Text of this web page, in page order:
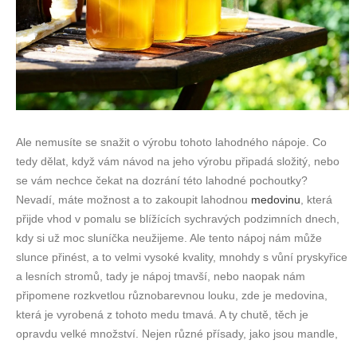
Ale nemusíte se snažit o výrobu tohoto lahodného nápoje. Co
tedy dělat, když vám návod na jeho výrobu připadá složitý, nebo
se vám nechce čekat na dozrání této lahodné pochoutky?
Nevadí, máte možnost a to zakoupit lahodnou medovinu, která
přijde vhod v pomalu se blížících sychravých podzimních dnech,
kdy si už moc sluníčka neužijeme. Ale tento nápoj nám může
slunce přinést, a to velmi vysoké kvality, mnohdy s vůní pryskyřice
a lesních stromů, tady je nápoj tmavší, nebo naopak nám
připomene rozkvetlou různobarevnou louku, zde je medovina,
která je vyrobená z tohoto medu tmavá. A ty chutě, těch je
opravdu velké množství. Nejen různé přísady, jako jsou mandle,